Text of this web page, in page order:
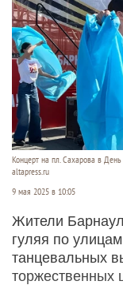
Концерт на пл. Сахарова в
altapress.ru
9 мая 2025 в 10:05
Жители
гуляя по
танцевальных
торжественных